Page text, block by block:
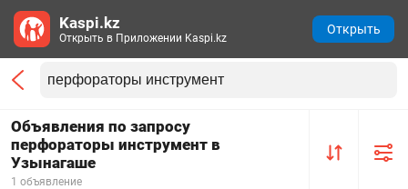
Объявления по запросу
перфораторы инструмент в
Узынагаше
1 объявление
Kaspi.kz
Открыть в Приложении Kaspi.kz
Открыть